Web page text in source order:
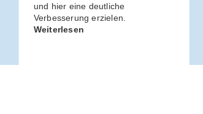
und hier eine deutliche
Verbesserung erzielen.
Weiterlesen